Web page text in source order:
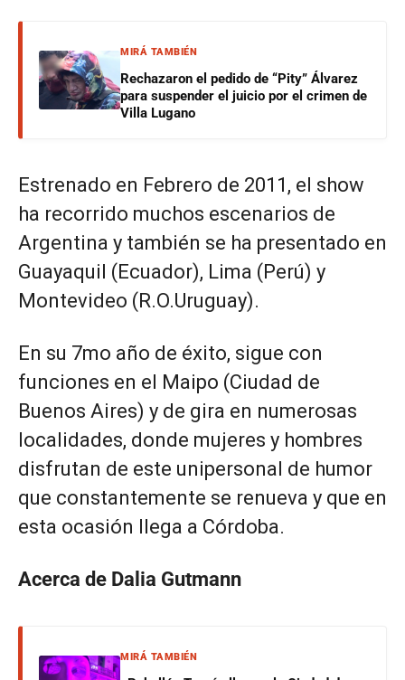
MIRÁ TAMBIÉN
Rechazaron el pedido de “Pity” Álvarez
para suspender el juicio por el crimen de
Villa Lugano
Estrenado en Febrero de 2011, el show
ha recorrido muchos escenarios de
Argentina y también se ha presentado en
Guayaquil (Ecuador), Lima (Perú) y
Montevideo (R.O.Uruguay).
En su 7mo año de éxito, sigue con
funciones en el Maipo (Ciudad de
Buenos Aires) y de gira en numerosas
localidades, donde mujeres y hombres
disfrutan de este unipersonal de humor
que constantemente se renueva y que en
esta ocasión llega a Córdoba.
Acerca de Dalia Gutmann
MIRÁ TAMBIÉN